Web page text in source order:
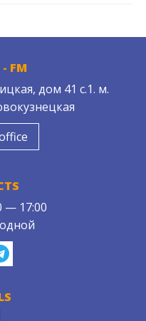
- FM
дом 41 с.1. м.
— 17:00